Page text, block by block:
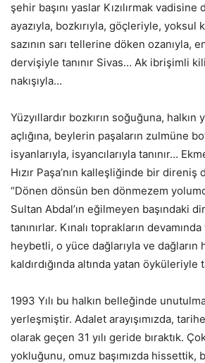
şehir başını yaslar Kızılırmak
ayazıyla, bozkırıyla, göçleriyle,
sazının sarı tellerine döken ozanıyla,
dervişiyle tanınır Sivas… Ak ibrişimli
nakışıyla…
Yüzyıllardır bozkırın soğuğuna,
açlığına, beylerin paşaların zulmüne
isyanlarıyla, isyancılarıyla tanınır…
Hızır Paşa’nın kalleşliğinde bir direniş
“Dönen dönsün ben dönmezem
Sultan Abdal’ın eğilmeyen başındaki
tanınırlar. Kınalı toprakların
heybetli, o yüce dağlarıyla ve dağların
kaldırdığında altında yatan öyküleriyle
1993 Yılı bu halkın belleğinde
yerleşmiştir. Adalet arayışımızda,
olarak geçen 31 yılı geride bıraktık.
yokluğunu, omuz başımızda hissettik,